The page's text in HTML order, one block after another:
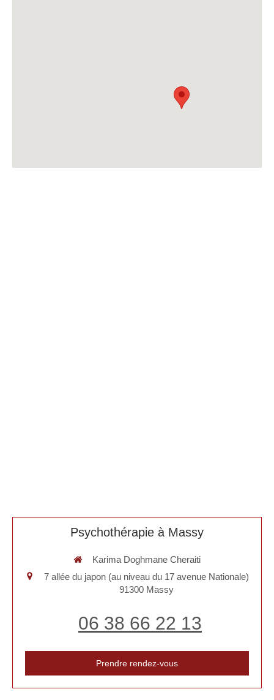
Psychothérapie à Massy
Karima Doghmane Cheraiti
7 allée du japon (au niveau du 17 avenue Nationale)
91300 Massy
06 38 66 22 13
Prendre rendez-vous